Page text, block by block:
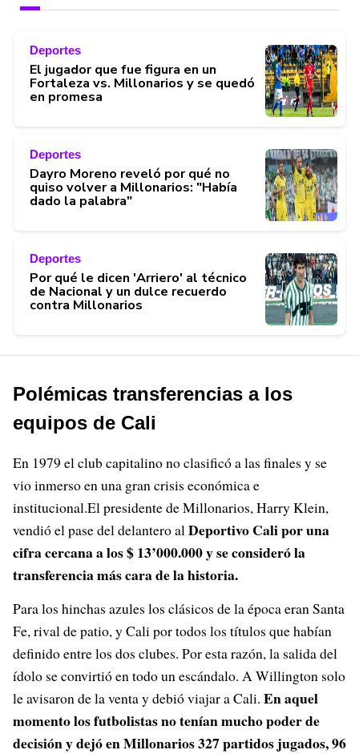
Deportes
El jugador que fue figura en un
Fortaleza vs. Millonarios y se quedó
en promesa
Deportes
Dayro Moreno reveló por qué no
quiso volver a Millonarios: "Había
dado la palabra"
Deportes
Por qué le dicen 'Arriero' al técnico
de Nacional y un dulce recuerdo
contra Millonarios
Polémicas transferencias a los
equipos de Cali
En 1979 el club capitalino no clasificó a las finales y se
vio inmerso en una gran crisis económica e
institucional.El presidente de Millonarios, Harry Klein,
vendió el pase del delantero alDeportivo Cali por una
cifra cercana a los $ 13’000.000 y se consideró la
transferencia más cara de la historia.
Para los hinchas azules los clásicos de la época eran Santa
Fe, rival de patio, y Cali por todos los títulos que habían
definido entre los dos clubes. Por esta razón, la salida del
ídolo se convirtió en todo un escándalo. A Willington solo
le avisaron de la venta y debió viajar a Cali. En aquel
momento los futbolistas no tenían mucho poder de
decisión y dejó en Millonarios 327 partidos jugados, 96